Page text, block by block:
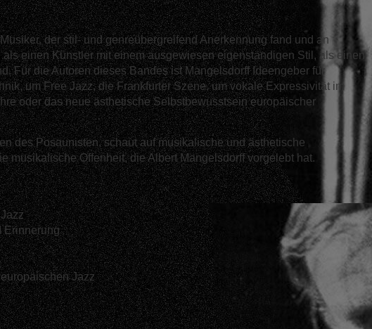
der stil- und genreübergreifend Anerkennung fand und an
einen Künstler mit einem ausgewiesen eigenständigen Stil, als einen
Für die Autoren dieses Bandes ist Mangelsdorff Ideengeber für
um Free Jazz, die Frankfurter Szene, um vokale Expressivität im
oder das neue ästhetische Selbstbewusstsein europäischer
des Posaunisten, schaut auf musikalische und ästhetische
musikalische Offenheit, die Albert Mangelsdorff vorgelebt hat.
Erinnerung
Jazz